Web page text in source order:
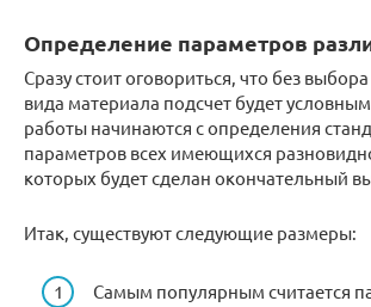
Определение параметров
Сразу стоит оговориться, что без
вида материала подсчет будет
работы начинаются с определения
параметров всех имеющихся
которых будет сделан окончательный
Итак, существуют следующие размеры:
Самым популярным считается